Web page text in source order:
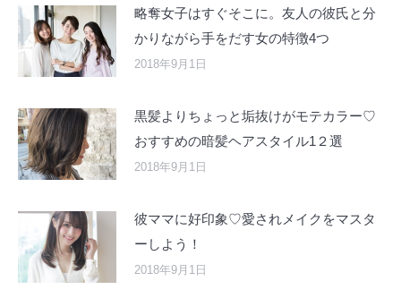
略奪女子はすぐそこに。友人の彼氏と分
かりながら手をだす女の特徴4つ
2018年9月1日
黒髪よりちょっと垢抜けがモテカラー♡
おすすめの暗髪ヘアスタイル1２選
2018年9月1日
彼ママに好印象♡愛されメイクをマスタ
ーしよう！
2018年9月1日